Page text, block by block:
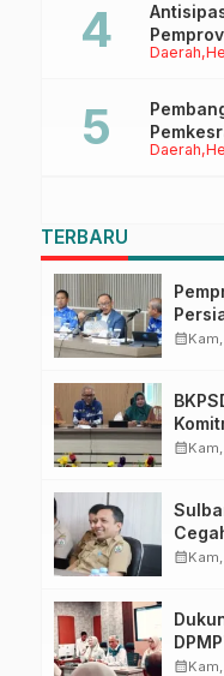
Daerah
Ruang
Daerah
Sulbar
TERBARU
calendar_month
calendar_month
calendar_month
calendar_month